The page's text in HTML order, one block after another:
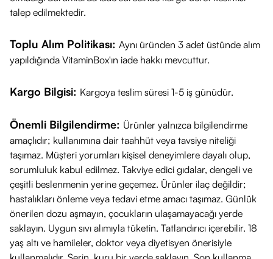
edilmiştir.
Koruma Spektrumu:
tam koruma.
Nasıl Kullanılır?
adımları:
maruz kalmadan yaklaşık20 dakika öncecildinize
uygulayınız.
Uygulama:Yeterli miktardaki ürünü yüz ve boyun bölgenize,
dairesel hareketlerle nazikçe yayınız.
Tazeleme:
Gün boyu korumanın devam etmesi için, özellikle
terleme, yüzme veya kurulanma sonrasında uygulamayı 2
saatte bir tekrarlamanız önerilir.
Makyaj Altı:Hafif yapısı sayesinde makyaj altına baz olarak
talep edilmektedir.
Toplu Alım Politikası: Aynı üründen 3 adet üstünde alım
yapıldığında VitaminBox'ın iade hakkı mevcuttur.
Kargo Bilgisi: Kargoya teslim süresi 1-5 iş günüdür.
Önemli Bilgilendirme: Ürünler yalnızca bilgilendirme
amaçlıdır; kullanımına dair taahhüt veya tavsiye niteliği
taşımaz. Müşteri yorumları kişisel deneyimlere dayalı olup,
sorumluluk kabul edilmez. Takviye edici gıdalar, dengeli ve
çeşitli beslenmenin yerine geçemez. Ürünler ilaç değildir;
hastalıkları önleme veya tedavi etme amacı taşımaz. Günlük
önerilen dozu aşmayın, çocukların ulaşamayacağı yerde
saklayın. Uygun sıvı alımıyla tüketin. Tatlandırıcı içerebilir. 18
yaş altı ve hamileler, doktor veya diyetisyen önerisiyle